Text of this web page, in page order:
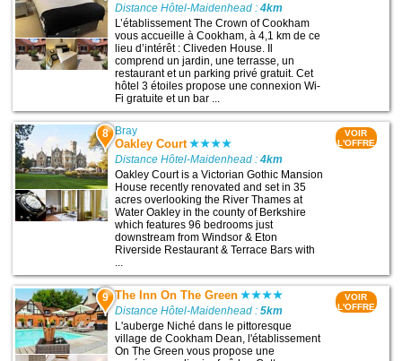
Distance Hôtel-Maidenhead :4km
L’établissement The Crown of Cookham
vous accueille à Cookham, à 4,1 km de ce
lieu d’intérêt : Cliveden House. Il
comprend un jardin, une terrasse, un
restaurant et un parking privé gratuit. Cet
hôtel 3 étoiles propose une connexion Wi-
Fi gratuite et un bar ...
8 Bray
Oakley Court
Distance Hôtel-Maidenhead :4km
Oakley Court is a Victorian Gothic Mansion
House recently renovated and set in 35
acres overlooking the River Thames at
Water Oakley in the county of Berkshire
which features 96 bedrooms just
downstream from Windsor & Eton
Riverside Restaurant & Terrace Bars with
...
VOIR
L'OFFRE
9 The Inn On The Green
Distance Hôtel-Maidenhead :5km
L'auberge Niché dans le pittoresque
village de Cookham Dean, l'établissement
On The Green vous propose une
VOIR
L'OFFRE